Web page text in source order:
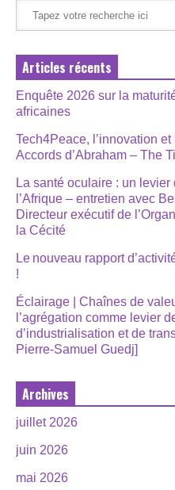
Articles récents
Enquête 2026 sur la
africaines
Tech4Peace, l’innovation
Accords d’Abraham – The
La santé oculaire : un
l’Afrique – entretien avec
Directeur exécutif de
la Cécité
Le nouveau rapport
!
Éclairage | Chaînes de
l’agrégation comme levier
d’industrialisation et de
Pierre-Samuel Guedj]
Archives
juillet 2026
juin 2026
mai 2026